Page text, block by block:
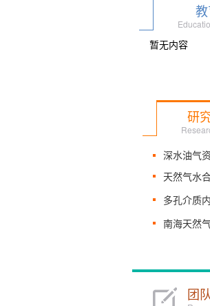
暂无内容
研
深水油气
天然气水
多孔介质
南海天然
团